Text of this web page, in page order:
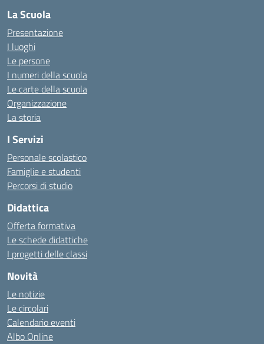
La Scuola
Presentazione
I luoghi
Le persone
I numeri della scuola
Le carte della scuola
Organizzazione
La storia
I Servizi
Personale scolastico
Famiglie e studenti
Percorsi di studio
Didattica
Offerta formativa
Le schede didattiche
I progetti delle classi
Novità
Le notizie
Le circolari
Calendario eventi
Albo Online